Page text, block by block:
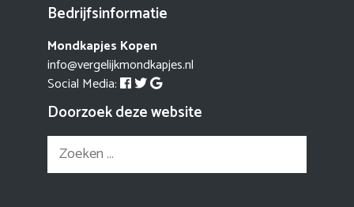
Bedrijfsinformatie
Mondkapjes Kopen
info@vergelijkmondkapjes.nl
Social Media:
Doorzoek deze website
Zoek
naar: